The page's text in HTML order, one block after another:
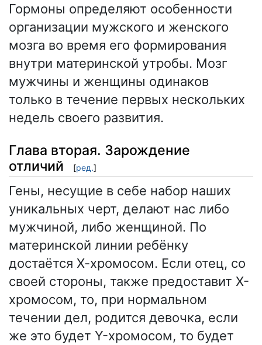
Гормоны определяют особенности
организации мужского и женского
мозга во время его формирования
внутри материнской утробы. Мозг
мужчины и женщины одинаков
только в течение первых нескольких
недель своего развития.
Глава вторая. Зарождение
отличий
[ред.]
Гены, несущие в себе набор наших
уникальных черт, делают нас либо
мужчиной, либо женщиной. По
материнской линии ребёнку
достаётся Х-хромосом. Если отец, со
своей стороны, также предоставит Х-
хромосом, то, при нормальном
течении дел, родится девочка, если
же это будет Y-хромосом, то будет